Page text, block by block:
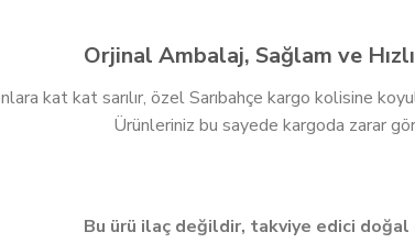
Orjinal Ambalaj, Sağlam ve
kat kat sarılır, özel Sarıbahçe kargo kolisine
Ürünleriniz bu sayede kargoda zarar
Bu ürü ilaç değildir, takviye edici doğal